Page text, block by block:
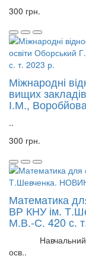
300 грн.
Міжнародні
вищих
І.М.,
..
300 грн.
Математика
ВР КНУ ім.
М.В.-С. 420 с.
Навчальний
осв..